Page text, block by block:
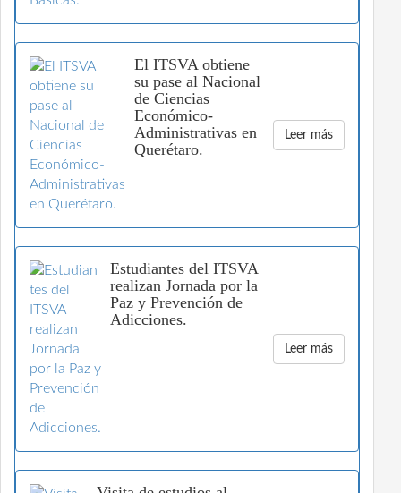
El ITSVA obtiene
su pase al Nacional
de Ciencias
Económico-
Administrativas en
Querétaro.
Leer más
Estudiantes del ITSVA
realizan Jornada por la
Paz y Prevención de
Adicciones.
Leer más